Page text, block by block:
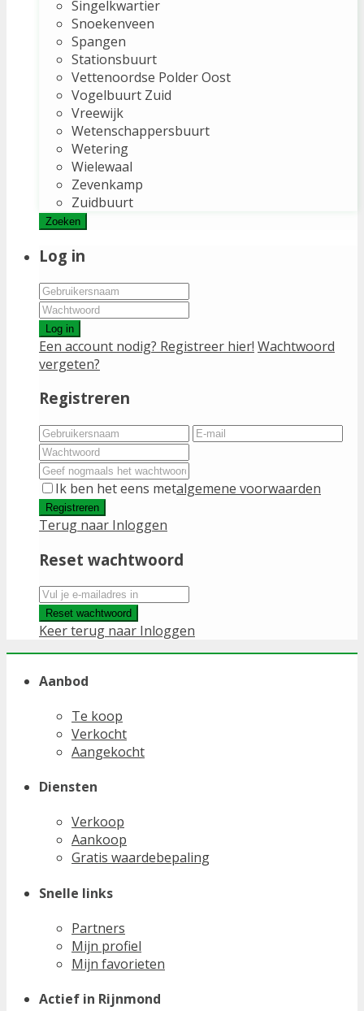
Singelkwartier
Snoekenveen
Spangen
Stationsbuurt
Vettenoordse Polder Oost
Vogelbuurt Zuid
Vreewijk
Wetenschappersbuurt
Wetering
Wielewaal
Zevenkamp
Zuidbuurt
Zoeken
Log in
Log in
Een account nodig? Registreer hier! Wachtwoord
vergeten?
Registreren
Ik ben het eens metalgemene voorwaarden
Registreren
Terug naar Inloggen
Reset wachtwoord
Reset wachtwoord
Keer terug naar Inloggen
Aanbod
Te koop
Verkocht
Aangekocht
Diensten
Verkoop
Aankoop
Gratis waardebepaling
Snelle links
Partners
Mijn profiel
Mijn favorieten
Actief in Rijnmond